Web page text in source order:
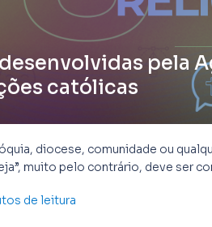
pela
católicas
diocese, comunidade ou
muito pelo contrário, deve ser
de leitura